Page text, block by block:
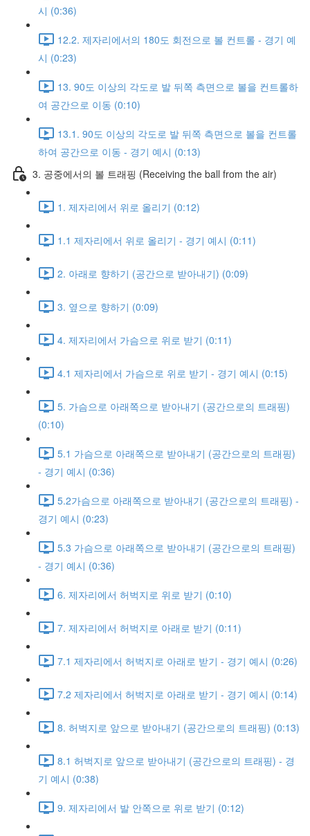
시 (0:36)
12.2. 제자리에서의 180도 회전으로 볼 컨트롤 - 경기 예
시 (0:23)
13. 90도 이상의 각도로 발 뒤쪽 측면으로 볼을 컨트롤하
여 공간으로 이동 (0:10)
13.1. 90도 이상의 각도로 발 뒤쪽 측면으로 볼을 컨트롤
하여 공간으로 이동 - 경기 예시 (0:13)
3. 공중에서의 볼 트래핑 (Receiving the ball from the air)
1. 제자리에서 위로 올리기 (0:12)
1.1 제자리에서 위로 올리기 - 경기 예시 (0:11)
2. 아래로 향하기 (공간으로 받아내기) (0:09)
3. 옆으로 향하기 (0:09)
4. 제자리에서 가슴으로 위로 받기 (0:11)
4.1 제자리에서 가슴으로 위로 받기 - 경기 예시 (0:15)
5. 가슴으로 아래쪽으로 받아내기 (공간으로의 트래핑)
(0:10)
5.1 가슴으로 아래쪽으로 받아내기 (공간으로의 트래핑)
- 경기 예시 (0:36)
5.2가슴으로 아래쪽으로 받아내기 (공간으로의 트래핑) -
경기 예시 (0:23)
5.3 가슴으로 아래쪽으로 받아내기 (공간으로의 트래핑)
- 경기 예시 (0:36)
6. 제자리에서 허벅지로 위로 받기 (0:10)
7. 제자리에서 허벅지로 아래로 받기 (0:11)
7.1 제자리에서 허벅지로 아래로 받기 - 경기 예시 (0:26)
7.2 제자리에서 허벅지로 아래로 받기 - 경기 예시 (0:14)
8. 허벅지로 앞으로 받아내기 (공간으로의 트래핑) (0:13)
8.1 허벅지로 앞으로 받아내기 (공간으로의 트래핑) - 경
기 예시 (0:38)
9. 제자리에서 발 안쪽으로 위로 받기 (0:12)